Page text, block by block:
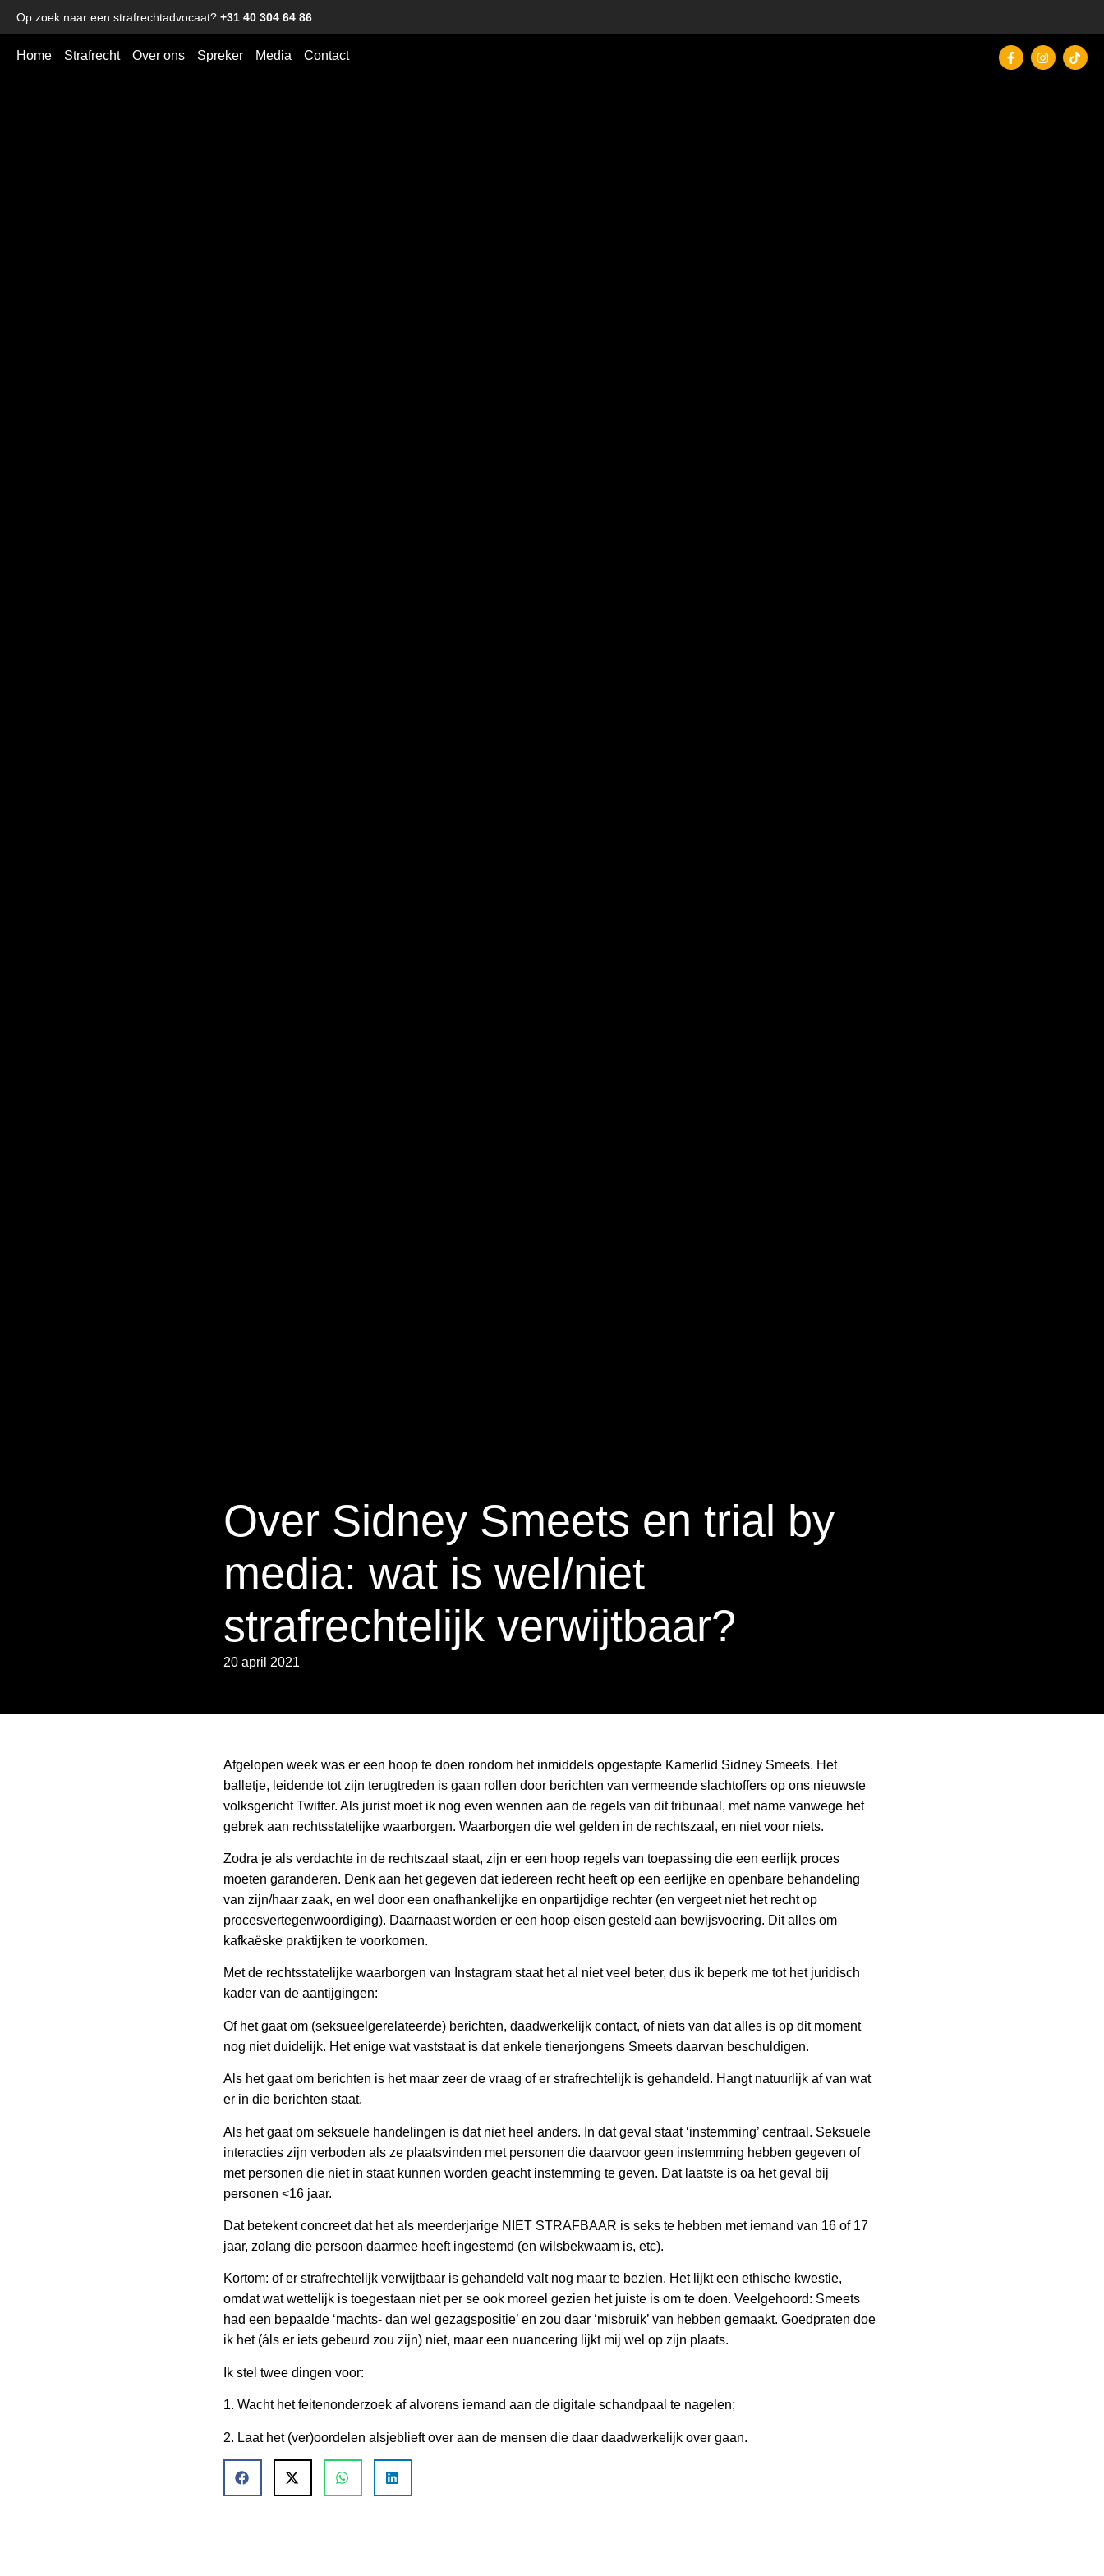
Op zoek naar een strafrechtadvocaat? +31 40 304 64 86
Home Strafrecht Over ons Spreker Media Contact
Over Sidney Smeets en trial by
media: wat is wel/niet
strafrechtelijk verwijtbaar?
20 april 2021
Afgelopen week was er een hoop te doen rondom het inmiddels opgestapte Kamerlid Sidney Smeets. Het
balletje, leidende tot zijn terugtreden is gaan rollen door berichten van vermeende slachtoffers op ons nieuwste
volksgericht Twitter. Als jurist moet ik nog even wennen aan de regels van dit tribunaal, met name vanwege het
gebrek aan rechtsstatelijke waarborgen. Waarborgen die wel gelden in de rechtszaal, en niet voor niets.
Zodra je als verdachte in de rechtszaal staat, zijn er een hoop regels van toepassing die een eerlijk proces
moeten garanderen. Denk aan het gegeven dat iedereen recht heeft op een eerlijke en openbare behandeling
van zijn/haar zaak, en wel door een onafhankelijke en onpartijdige rechter (en vergeet niet het recht op
procesvertegenwoordiging). Daarnaast worden er een hoop eisen gesteld aan bewijsvoering. Dit alles om
kafkaëske praktijken te voorkomen.
Met de rechtsstatelijke waarborgen van Instagram staat het al niet veel beter, dus ik beperk me tot het juridisch
kader van de aantijgingen:
Of het gaat om (seksueelgerelateerde) berichten, daadwerkelijk contact, of niets van dat alles is op dit moment
nog niet duidelijk. Het enige wat vaststaat is dat enkele tienerjongens Smeets daarvan beschuldigen.
Als het gaat om berichten is het maar zeer de vraag of er strafrechtelijk is gehandeld. Hangt natuurlijk af van wat
er in die berichten staat.
Als het gaat om seksuele handelingen is dat niet heel anders. In dat geval staat ‘instemming’ centraal. Seksuele
interacties zijn verboden als ze plaatsvinden met personen die daarvoor geen instemming hebben gegeven of
met personen die niet in staat kunnen worden geacht instemming te geven. Dat laatste is oa het geval bij
personen <16 jaar.
Dat betekent concreet dat het als meerderjarige NIET STRAFBAAR is seks te hebben met iemand van 16 of 17
jaar, zolang die persoon daarmee heeft ingestemd (en wilsbekwaam is, etc).
Kortom: of er strafrechtelijk verwijtbaar is gehandeld valt nog maar te bezien. Het lijkt een ethische kwestie,
omdat wat wettelijk is toegestaan niet per se ook moreel gezien het juiste is om te doen. Veelgehoord: Smeets
had een bepaalde ‘machts- dan wel gezagspositie’ en zou daar ‘misbruik’ van hebben gemaakt. Goedpraten doe
ik het (áls er iets gebeurd zou zijn) niet, maar een nuancering lijkt mij wel op zijn plaats.
Ik stel twee dingen voor:
1. Wacht het feitenonderzoek af alvorens iemand aan de digitale schandpaal te nagelen;
2. Laat het (ver)oordelen alsjeblieft over aan de mensen die daar daadwerkelijk over gaan.